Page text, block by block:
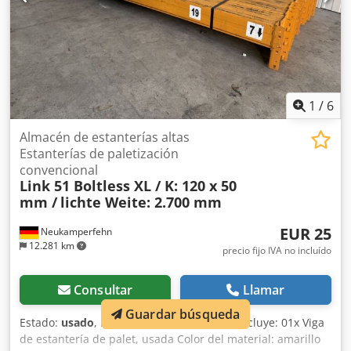
1 / 6
Neukamperfehn
12.281 km
Almacén de estanterías altas
Estanterías de paletización
convencional
Link 51 Boltless XL / K: 120 x 50
mm / lichte Weite: 2.700 mm
EUR 25
precio fijo IVA no incluído
Consultar Llamar
Estado: usado, El volumen de suministro incluye: 01x Viga
de estantería de palet, usada Color del material: amarillo
Guardar búsqueda